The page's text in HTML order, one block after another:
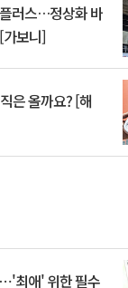
러스…정상화 바
가보니]
은 올까요? [해
최애' 위한 필수